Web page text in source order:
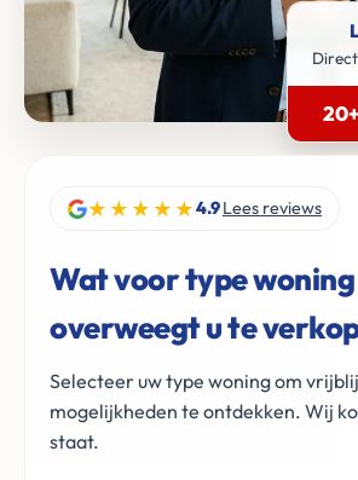
★★★★★4.9Lees reviews
Wat voor type woning
overweegt u te
Selecteer uw type woning om
mogelijkheden te ontdekken. Wij
staat.